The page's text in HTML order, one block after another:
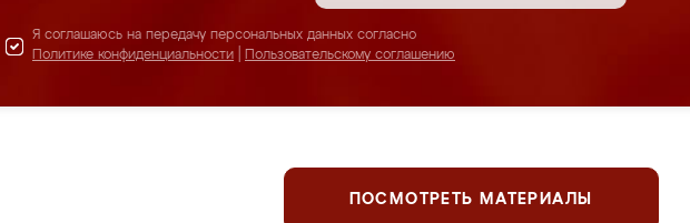
Я соглашаюсь на передачу персональных данных согласно
Политике конфиденциальности
Пользовательскому соглашению
ПОСМОТРЕТЬ МАТЕРИАЛЫ